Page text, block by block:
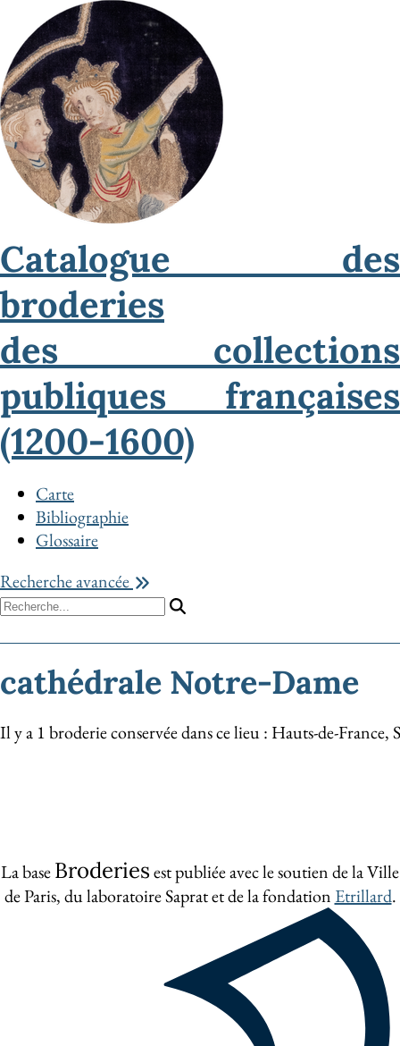
Catalogue des
broderies
des collections
publiques françaises
(1200-1600)
Carte
Bibliographie
Glossaire
Recherche avancée
cathédrale Notre-Dame
Il y a 1 broderie conservée dans ce lieu : Hauts-de-
La baseBroderiesest publiée avec le soutien de la Ville
de Paris, du laboratoire Saprat et de la fondation Etrillard.